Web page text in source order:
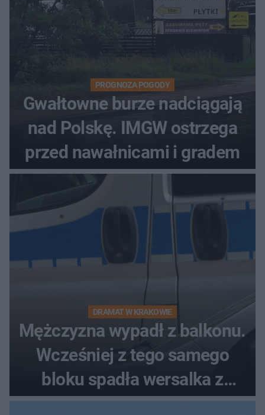
PROGNOZA POGODY
Gwałtowne burze nadciągają
nad Polskę. IMGW ostrzega
przed nawałnicami i gradem
DRAMAT W KRAKOWIE
Mężczyzna wypadł z balkonu.
Wcześniej z tego samego
bloku spadła wersalka z
pościelą